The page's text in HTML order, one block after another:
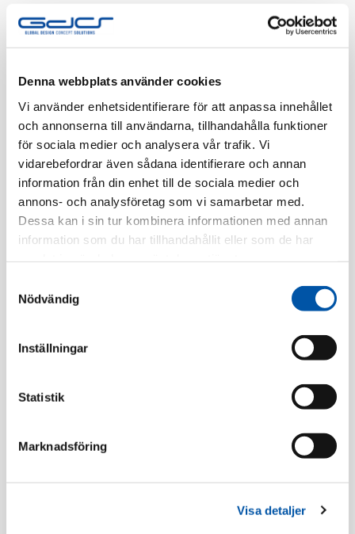
Denna webbplats använder cookies
Vi använder enhetsidentifierare för att anpassa innehållet
och annonserna till användarna, tillhandahålla funktioner
för sociala medier och analysera vår trafik. Vi
vidarebefordrar även sådana identifierare och annan
information från din enhet till de sociala medier och
annons- och analysföretag som vi samarbetar med.
Dessa kan i sin tur kombinera informationen med annan
information som du har tillhandahållit eller som de har
Nödvändig
Inställningar
Statistik
Marknadsföring
Visa detaljer
Plus dekorram m vitt ljus 2-f vit
Dekorram Plus med vitt ljus för kombinationsramar, 2-
fack. Med transformator.
Artnr:
1848884
EAN-kod:
7020160537607
Tillv. Artnr:
EKO05376
Finns i lager
Beskrivning
Specifikation